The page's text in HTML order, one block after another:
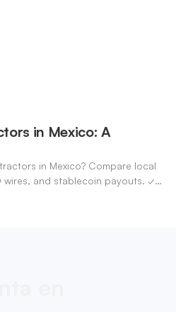
in Mexico: A
in Mexico? Compare local
wires, and stablecoin payouts. ✓